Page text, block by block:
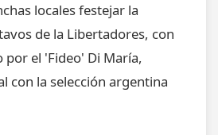
locales festejar la
de la Libertadores, con
el 'Fideo' Di María,
con la selección argentina